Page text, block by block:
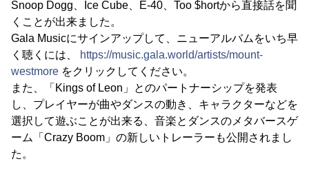
Snoop Dogg、Ice Cube、E-40、Too $hortから直接話を聞
くことが出来ました。
Gala Musicにサインアップして、ニューアルバムをいち早
く聴くには、
https://music.gala.world/artists/mount-
westmore をクリックしてください。
また、「Kings of Leon」とのパートナーシップを発表
し、プレイヤーが曲やダンスの動き、キャラクターなどを
選択して遊ぶことが出来る、音楽とダンスのメタバースゲ
ーム「Crazy Boom」の新しいトレーラーも公開されまし
た。